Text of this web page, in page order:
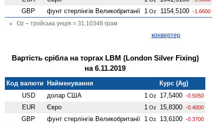
GBP фунт стерлінгів Велико­британії 1 Oz 1154,5100 -1.6600
Oz – тройська унція = 31.10348 грам
конвертер
Вартість срібла на торгах LBM (London Silver Fixing)
на 6.11.2019
Код валюти Найменування
Курс (Ag)
USD
долар США 1 Oz 17,5400 -0.5050
EUR Євро 1 Oz 15,8300 -0.4000
GBP фунт стерлінгів Велико­британії 1 Oz 13,6100 -0.3700